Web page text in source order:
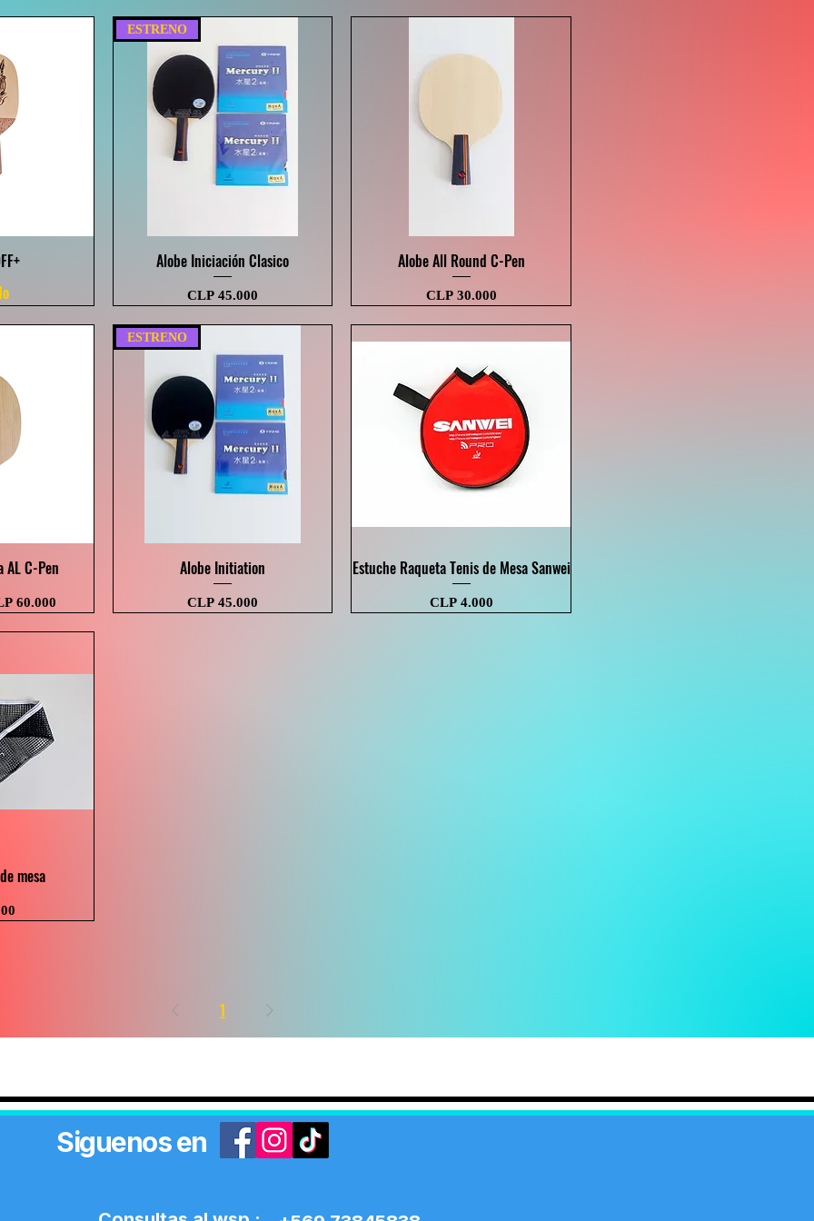
Visualização rápida
ESTRENO
Alobe Iniciación Clasico
Preço
CLP 45.000
Visualização rápida
Alobe All Round C-Pen
Preço
CLP 30.000
AL C-Pen
promocional
60.000
Visualização rápida
ESTRENO
Alobe Initiation
Preço
CLP 45.000
Visualização rápida
Estuche Raqueta Tenis de Mesa Sanwei
Preço
CLP 4.000
mesa
1
Siguenos en